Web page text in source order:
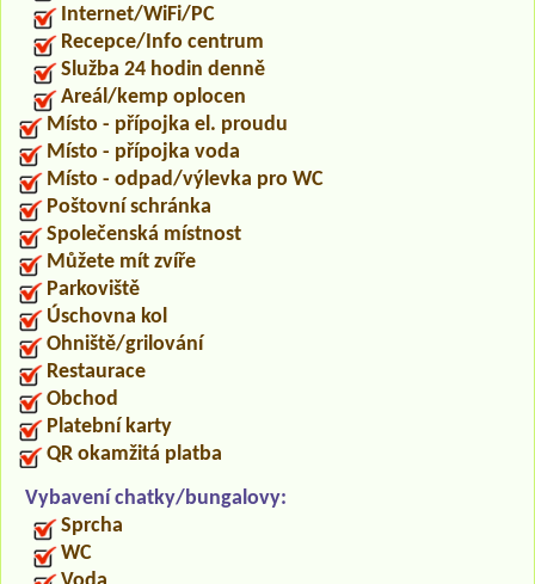
Internet/WiFi/PC
Recepce/Info centrum
Služba 24 hodin denně
Areál/kemp oplocen
Místo - přípojka el. proudu
Místo - přípojka voda
Místo - odpad/výlevka pro WC
Poštovní schránka
Společenská místnost
Můžete mít zvíře
Parkoviště
Úschovna kol
Ohniště/grilování
Restaurace
Obchod
Platební karty
QR okamžitá platba
Vybavení chatky/bungalovy:
Sprcha
WC